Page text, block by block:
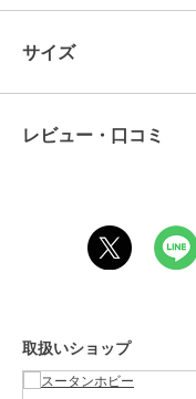
ショップ ス
商品カテゴリ
性別タイプ
レ
**
**
サイズ
レビュー・口コミ
取扱いショップ